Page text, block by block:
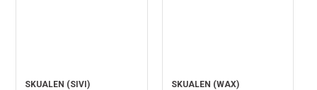
SKUALEN (SIVI) SKUALEN (WAX)